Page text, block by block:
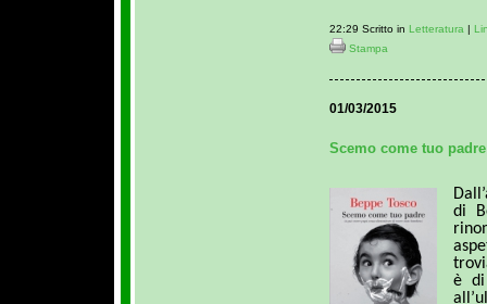
22:29 Scritto in Letteratura |
Stampa
01/03/2015
Scemo come tuo
di
è di